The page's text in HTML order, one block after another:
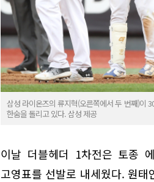
삼성 라이온즈의 류지혁(오른쪽에서 두 번째)이
한숨을 돌리고 있다. 삼성 제공
이날 더블헤더 1차전은 토종
고영표를 선발로 내세웠다. 원